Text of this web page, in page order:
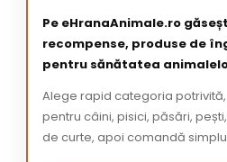
Pe eHranaAnimale.ro
recompense, produse de
pentru sănătatea
Alege rapid categoria
pentru câini, pisici, păsări,
de curte, apoi comandă